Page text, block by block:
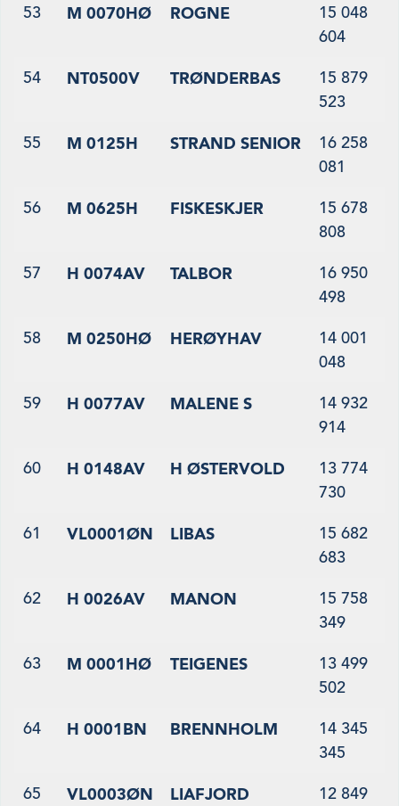
53 M 0070HØ ROGNE
15 048
604
54 NT0500V TRØNDERBAS
15 879
523
55 M 0125H STRAND SENIOR
16 258
081
56 M 0625H FISKESKJER
15 678
808
57 H 0074AV TALBOR
16 950
498
58 M 0250HØ HERØYHAV
14 001
048
59 H 0077AV MALENE S
14 932
914
60 H 0148AV H ØSTERVOLD
13 774
730
61 VL0001ØN LIBAS
15 682
683
62 H 0026AV MANON
15 758
349
63 M 0001HØ TEIGENES
13 499
502
64 H 0001BN BRENNHOLM
14 345
345
65 VL0003ØN LIAFJORD
12 849